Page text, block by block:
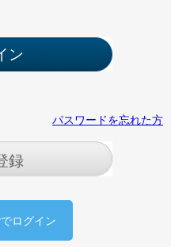
パスワードを忘れた方
録
ログイン